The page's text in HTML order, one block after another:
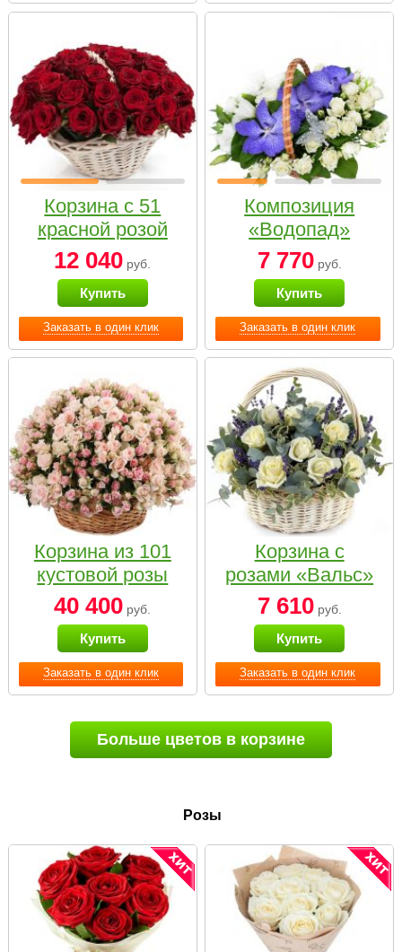
Заказать в один клик
Корзина с 51
красной розой
12 040 руб.
Купить
Заказать в один клик
Композиция
«Водопад»
7 770руб.
Купить
Заказать в один клик
Корзина из 101
кустовой розы
нежных тонов
40 400 руб.
Купить
Заказать в один клик
Корзина с
розами «Вальс»
7 610руб.
Купить
Больше цветов в корзине
Розы